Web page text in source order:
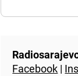
Facebook |